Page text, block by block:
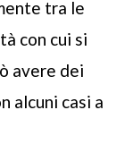
tra le
con cui si
avere dei
alcuni casi a